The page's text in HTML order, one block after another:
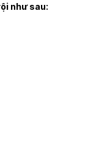
như sau: